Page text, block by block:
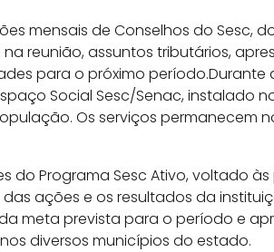
mensais de Conselhos do Sesc,
reunião, assuntos tributários,
para o próximo período.Durante
Social Sesc/Senac, instalado
Os serviços permanecem
do Programa Sesc Ativo, voltado
ações e os resultados da
meta prevista para o período e
diversos municípios do estado.